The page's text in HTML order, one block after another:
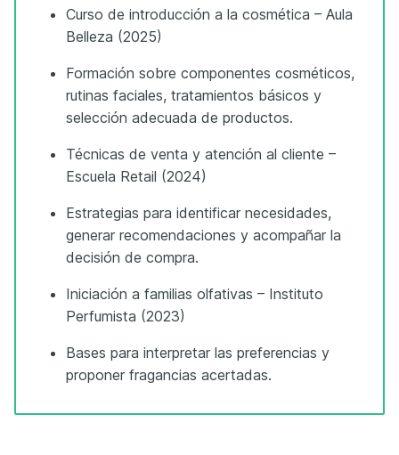
Curso de introducción a la cosmética – Aula
Belleza (2025)
Formación sobre componentes cosméticos,
rutinas faciales, tratamientos básicos y
selección adecuada de productos.
Técnicas de venta y atención al cliente –
Escuela Retail (2024)
Estrategias para identificar necesidades,
generar recomendaciones y acompañar la
decisión de compra.
Iniciación a familias olfativas – Instituto
Perfumista (2023)
Bases para interpretar las preferencias y
proponer fragancias acertadas.